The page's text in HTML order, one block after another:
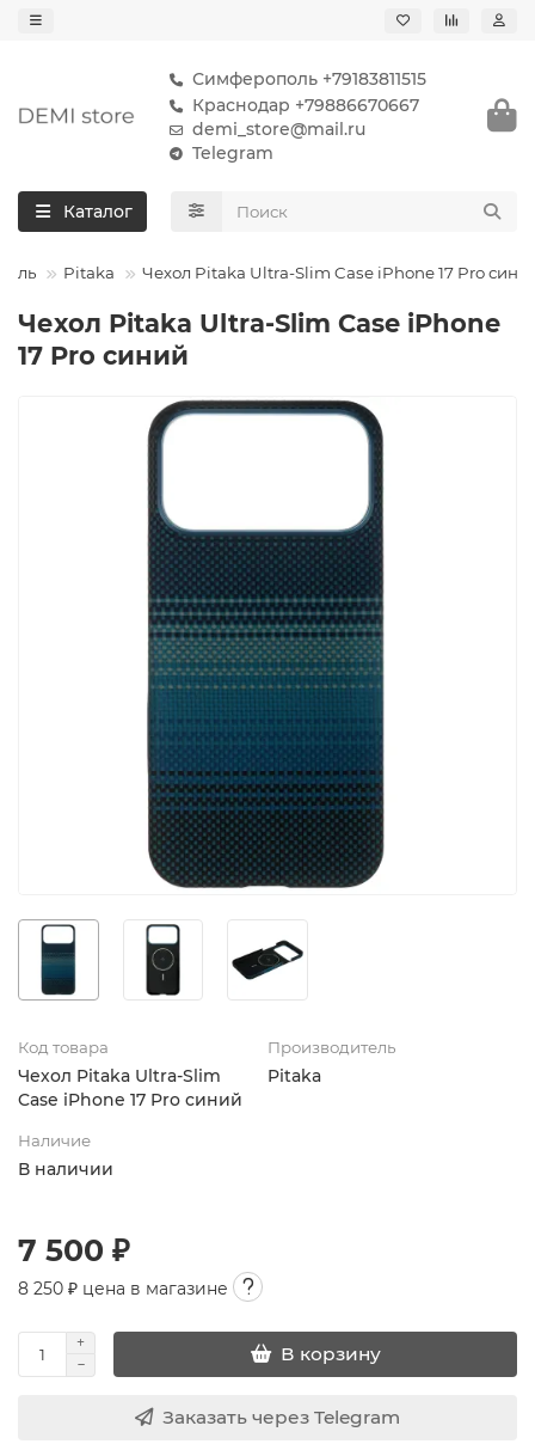
Симферополь +79183811515
Краснодар +79886670667
demi_store@mail.ru
Telegram
Каталог
Pitaka Чехол Pitaka Ultra-Slim Case iPhone 17 Pro
Чехол Pitaka Ultra-Slim Case iPhone
17 Pro синий
Код товара
Чехол Pitaka Ultra-Slim
Case iPhone 17 Pro синий
Производитель
Pitaka
Наличие
В наличии
7 500 ₽
8 250 ₽ цена в магазине
В корзину
Заказать через Telegram